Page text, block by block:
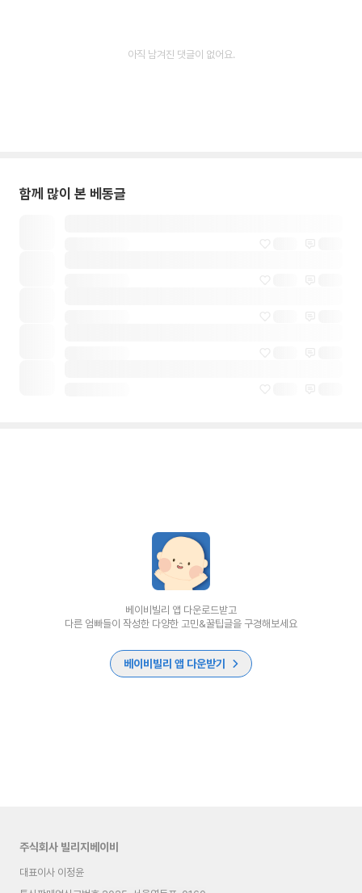
아직 남겨진 댓글이 없어요.
함께 많이 본 베동글
베이비빌리 앱 다운로드받고
다른 엄빠들이 작성한 다양한 고민&꿀팁글을 구경해보세요
베이비빌리 앱 다운받기
주식회사 빌리지베이비
대표이사 이정윤